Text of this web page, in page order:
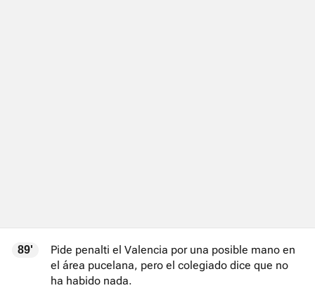
89'
Pide penalti el Valencia por una posible mano en
el área pucelana, pero el colegiado dice que no
ha habido nada.